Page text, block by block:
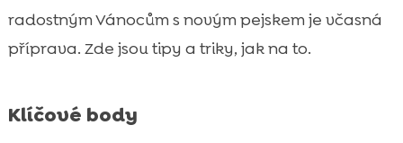
 Strava pro první Vánoce psa
Vánoční bezpečnostní opatření
Zahrnutí psa do rodinných tradic
radostným Vánocům s novým pejskem je včasná
příprava. Zde jsou tipy a triky, jak na to.
Klíčové body